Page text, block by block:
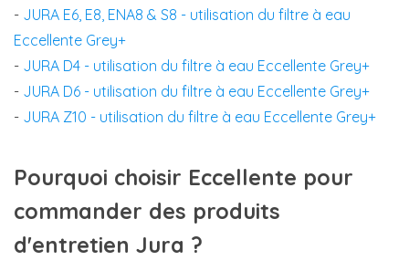
- JURA E6, E8, ENA8 & S8 - utilisation du filtre à eau
Eccellente Grey+
- JURA D4 - utilisation du filtre à eau Eccellente Grey+
- JURA D6 - utilisation du filtre à eau Eccellente Grey+
- JURA Z10 - utilisation du filtre à eau Eccellente Grey+
Pourquoi choisir Eccellente pour
commander des produits
d'entretien Jura ?